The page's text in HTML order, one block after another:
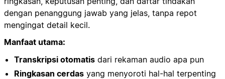
dengan penanggung jawab yang jelas, tanpa repot
mengingat detail kecil.
Manfaat utama:
Transkripsi otomatis dari rekaman audio apa pun
Ringkasan cerdas yang menyoroti hal-hal terpenting